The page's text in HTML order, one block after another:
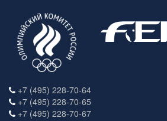
+7 (495) 228-70-64
+7 (495) 228-70-65
+7 (495) 228-70-67